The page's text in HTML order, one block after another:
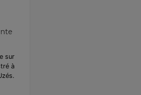
sur
à